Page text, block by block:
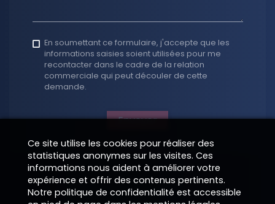
En soumettant ce formulaire, j'accepte que les
informations saisies soient utilisées pour me
recontacter dans le cadre de la relation
commerciale qui peut découler de cette
demande.
Envoyer
Ce site utilise les cookies pour réaliser des
statistiques anonymes sur les visites. Ces
informations nous aident à améliorer votre
expérience et offrir des contenus pertinents.
Notre politique de confidentialité est accessible